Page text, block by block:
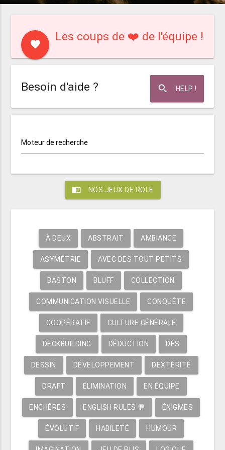
favorite
Les coups de ❤️ de l'équipe !
search HELP !
Besoin d'aide ?
Moteur de recherche
menu_book NOS JEUX DE ROLE
À DEUX ABSTRAIT AMBIANCE
ASYMÉTRIE AVEC DES TOUT PETITS
BASTON BLUFF COLLECTION
COMMUNICATION VISUELLE CONQUÊTE
COOPÉRATIF CULTURE GÉNÉRALE
DECKBUILDING DÉDUCTION DÉS
DESSIN DÉVELOPPEMENT DEXTÉRITÉ
DRAFT ÉLIMINATION EN ÉQUIPE
ENCHÈRES ENGLISH RULES 💬 ÉNIGMES
ÉVOLUTIF HABILETÉ HUMOUR